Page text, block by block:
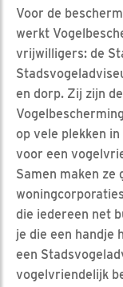
Voor de
werkt
vrijwilligers: de
en dorp. Zij zijn
op vele plekken
voor een
Samen maken ze
die iedereen net
je die een handje
een
vogelvriendelijk